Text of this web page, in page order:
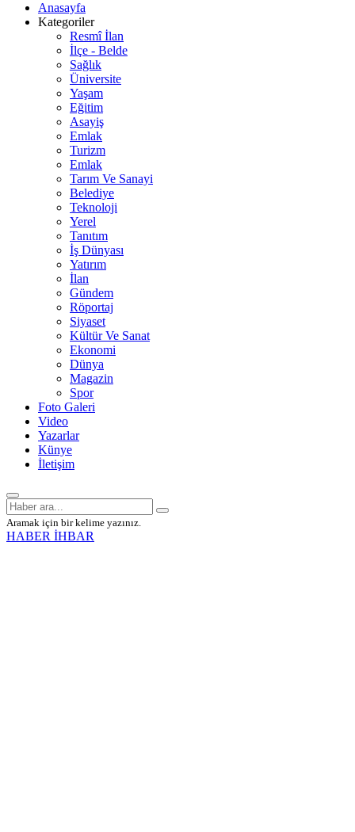
Anasayfa
Kategoriler
Resmî İlan
İlçe - Belde
Sağlık
Üniversite
Yaşam
Eğitim
Asayiş
Emlak
Turizm
Emlak
Tarım Ve Sanayi
Belediye
Teknoloji
Yerel
Tanıtım
İş Dünyası
Yatırım
İlan
Gündem
Röportaj
Siyaset
Kültür Ve Sanat
Ekonomi
Dünya
Magazin
Spor
Foto Galeri
Video
Yazarlar
Künye
İletişim
Aramak için bir kelime yazınız.
HABER İHBAR